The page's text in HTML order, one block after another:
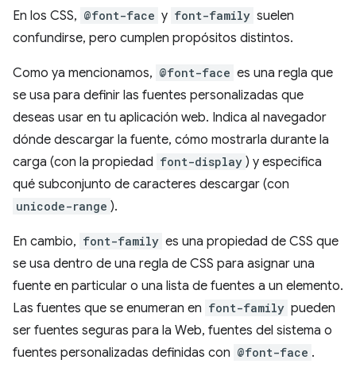
En los CSS, @font-face y font-family suelen
confundirse, pero cumplen propósitos distintos.
Como ya mencionamos, @font-face es una regla que
se usa para definir las fuentes personalizadas que
deseas usar en tu aplicación web. Indica al navegador
dónde descargar la fuente, cómo mostrarla durante la
carga (con la propiedad font-display ) y especifica
qué subconjunto de caracteres descargar (con
unicode-range ).
En cambio, font-family es una propiedad de CSS que
se usa dentro de una regla de CSS para asignar una
fuente en particular o una lista de fuentes a un elemento.
Las fuentes que se enumeran en font-family pueden
ser fuentes seguras para la Web, fuentes del sistema o
fuentes personalizadas definidas con @font-face .